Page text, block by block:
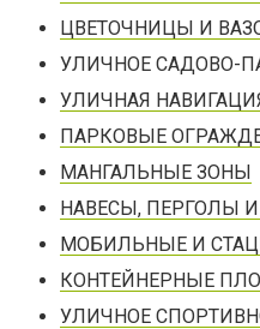
ЦВЕТОЧНИЦЫ И
УЛИЧНОЕ САДОВО-
УЛИЧНАЯ
ПАРКОВЫЕ
МАНГАЛЬНЫЕ ЗОНЫ
НАВЕСЫ, ПЕРГОЛЫ
МОБИЛЬНЫЕ И
КОНТЕЙНЕРНЫЕ
УЛИЧНОЕ